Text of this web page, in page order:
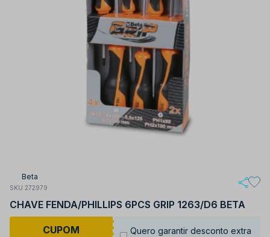
Beta
SKU 272979
CHAVE FENDA/PHILLIPS 6PCS GRIP 1263/D6 BETA
CUPOM
Quero garantir desconto extra